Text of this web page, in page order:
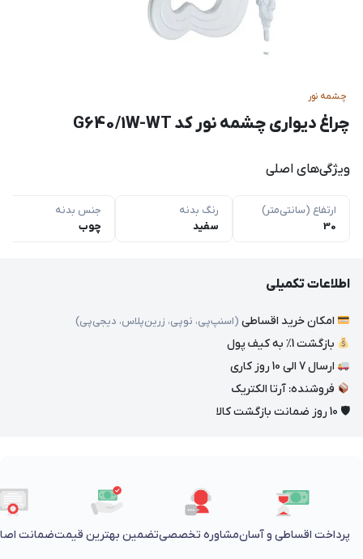
چشمه نور
چراغ دیواری چشمه نور کد G640/1W-WT
ویژگی‌های اصلی
ارتفاع (سانتی‌متر)
30
رنگ بدنه
سفید
جنس بدنه
چوب
اطلاعات تکمیلی
امکان خرید اقساطی (اسنپ‌پی، نوپی، زرین‌پلاس، دیجی‌پی)
بازگشت 1٪ به کیف پول
ارسال 7 الی 10 روز کاری
فروشنده: آرتا الکتریک
🛡 10 روز ضمانت بازگشت کالا
پرداخت اقساطی و آسانمشاوره تخصصیتضمین بهترین قیمتضمانت